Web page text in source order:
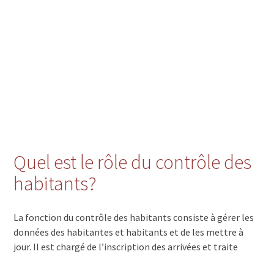
Quel est le rôle du contrôle des
habitants?
La fonction du contrôle des habitants consiste à gérer les
données des habitantes et habitants et de les mettre à
jour. Il est chargé de l’inscription des arrivées et traite